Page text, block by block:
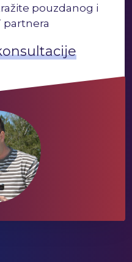
pouzdanog i
partnera